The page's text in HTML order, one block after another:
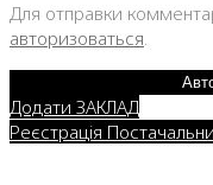
Для отправки
авторизоваться.
Додати ЗАКЛАД
Реєстрація